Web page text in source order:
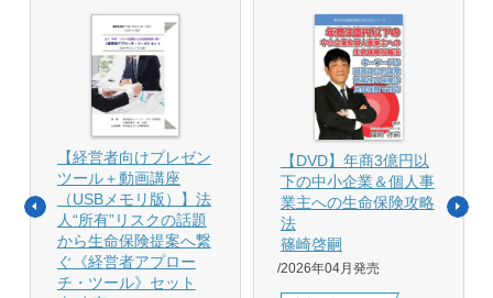
【経営者向けプレゼン
ツール＋動画講座
（USBメモリ版）】法
人“所有”リスクの話題
から生命保険提案へ繋
ぐ《経営者アプロー
チ・ツール》セット
【DVD】年商3億円以
下の中小企業＆個人事
業主への生命保険攻略
法
篠崎啓嗣
2026年04月発売